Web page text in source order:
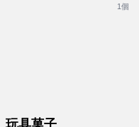
1個